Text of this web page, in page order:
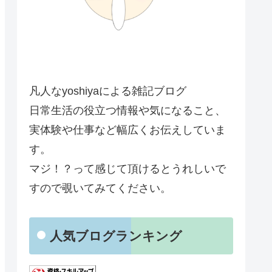
凡人なyoshiyaによる雑記ブログ
日常生活の役立つ情報や気になること、
実体験や仕事など幅広くお伝えしていま
す。
マジ！？って感じて頂けるとうれしいで
すので覗いてみてください。
人気ブログランキング